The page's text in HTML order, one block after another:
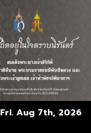
Fri. Aug 7th, 2026